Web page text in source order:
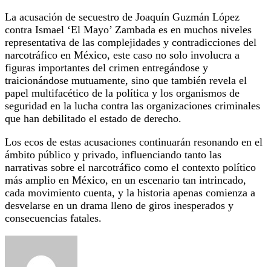
​La acusación de secuestro de Joaquín Guzmán López
contra Ismael ‘El Mayo’ Zambada es en muchos niveles
representativa de las complejidades y contradicciones del
narcotráfico en México, este caso no solo involucra a
figuras importantes del crimen entregándose y
traicionándose mutuamente, sino que también revela el
papel multifacético de la política y los organismos de
seguridad en la lucha contra las organizaciones criminales
que han debilitado el estado de derecho.
Los ecos de estas acusaciones continuarán resonando en el
ámbito público y privado, influenciando tanto las
narrativas sobre el narcotráfico como el contexto político
más amplio en México, en un escenario tan intrincado,
cada movimiento cuenta, y la historia apenas comienza a
desvelarse en un drama lleno de giros inesperados y
consecuencias fatales.